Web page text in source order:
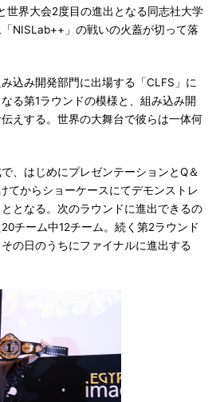
世界大会2度目の進出となる同志社大学
NISLab++」の戦いの火蓋が切って落
込み開発部門に出場する「CLFS」に
る第1ラウンドの模様と、組み込み開
えする。世界の大舞台で彼らは一体何
、はじめにプレゼンテーションとQ＆
てからショーケースにてデモンストレ
となる。次のラウンドに進出できるの
チーム中12チーム。続く第2ラウンド
の日のうちにファイナルに進出する